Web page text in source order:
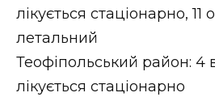
лікується стаціонарно, 11
летальний
Теофіпольський район: 4
лікується стаціонарно